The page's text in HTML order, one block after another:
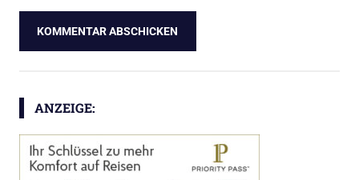
ANZEIGE: